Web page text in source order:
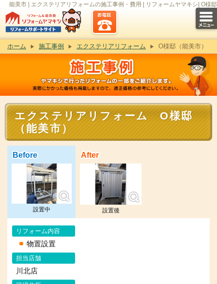
能美市 | エクステリアリフォームの施工事例・費用 | リフォームヤマキシ| O様邸
ホーム 施工事例 エクステリアリフォーム O様邸（能美市）
エクステリアリフォーム O様邸
（能美市）
Before
設置中
After
設置後
リフォーム内容
物置設置
担当店舗
川北店